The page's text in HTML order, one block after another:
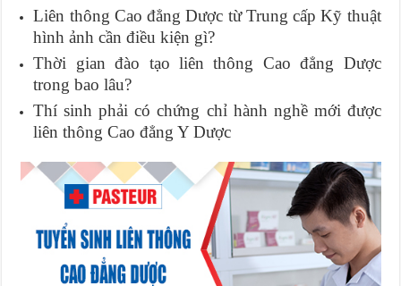
Liên thông Cao đẳng Dược từ Trung cấp Kỹ thuật
hình ảnh cần điều kiện gì?
Thời gian đào tạo liên thông Cao đẳng Dược
trong bao lâu?
Thí sinh phải có chứng chỉ hành nghề mới được
liên thông Cao đẳng Y Dược